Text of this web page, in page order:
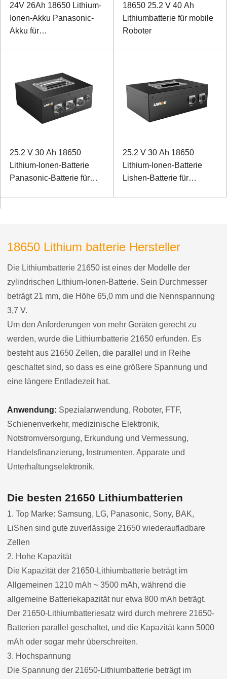
24V 26Ah 18650 Lithium-
Ionen-Akku Panasonic-
Akku für
18650 25.2 V 40 Ah
Lithiumbatterie für mobile
Roboter
25.2 V 30 Ah 18650
Lithium-Ionen-Batterie
Panasonic-Batterie für
25.2 V 30 Ah 18650
Lithium-Ionen-Batterie
Lishen-Batterie für
18650 Lithium batterie Hersteller
Die Lithiumbatterie 21650 ist eines der Modelle der
zylindrischen Lithium-Ionen-Batterie. Sein Durchmesser
beträgt 21 mm, die Höhe 65,0 mm und die Nennspannung
3,7 V.
Um den Anforderungen von mehr Geräten gerecht zu
werden, wurde die Lithiumbatterie 21650 erfunden. Es
besteht aus 21650 Zellen, die parallel und in Reihe
geschaltet sind, so dass es eine größere Spannung und
eine längere Entladezeit hat.
Anwendung: Spezialanwendung, Roboter, FTF,
Schienenverkehr, medizinische Elektronik,
Notstromversorgung, Erkundung und Vermessung,
Handelsfinanzierung, Instrumenten, Apparate und
Unterhaltungselektronik.
Die besten 21650 Lithiumbatterien
1. Top Marke: Samsung, LG, Panasonic, Sony, BAK,
LiShen sind gute zuverlässige 21650 wiederaufladbare
Zellen
2. Hohe Kapazität
Die Kapazität der 21650-Lithiumbatterie beträgt im
Allgemeinen 1210 mAh ~ 3500 mAh, während die
allgemeine Batteriekapazität nur etwa 800 mAh beträgt.
Der 21650-Lithiumbatteriesatz wird durch mehrere 21650-
Batterien parallel geschaltet, und die Kapazität kann 5000
mAh oder sogar mehr überschreiten.
3. Hochspannung
Die Spannung der 21650-Lithiumbatterie beträgt im